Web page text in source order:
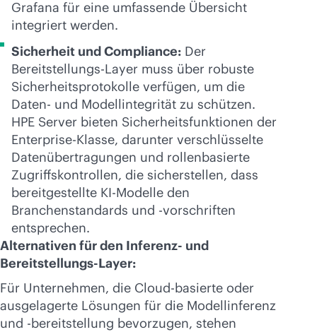
Grafana für eine umfassende Übersicht
integriert werden.
Sicherheit und Compliance: Der
Bereitstellungs-Layer muss über robuste
Sicherheitsprotokolle verfügen, um die
Daten- und Modellintegrität zu schützen.
HPE Server bieten Sicherheitsfunktionen der
Enterprise-Klasse, darunter verschlüsselte
Datenübertragungen und rollenbasierte
Zugriffskontrollen, die sicherstellen, dass
bereitgestellte KI-Modelle den
Branchenstandards und -vorschriften
entsprechen.
Alternativen für den Inferenz- und
Bereitstellungs-Layer:
Für Unternehmen, die Cloud-basierte oder
ausgelagerte Lösungen für die Modellinferenz
und -bereitstellung bevorzugen, stehen